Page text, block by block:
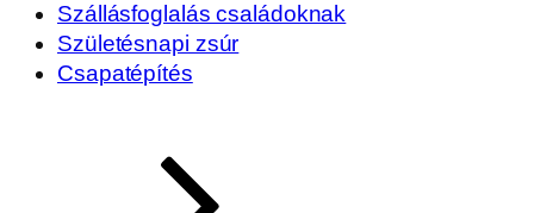
Szállásfoglalás családoknak
Születésnapi zsúr
Csapatépítés